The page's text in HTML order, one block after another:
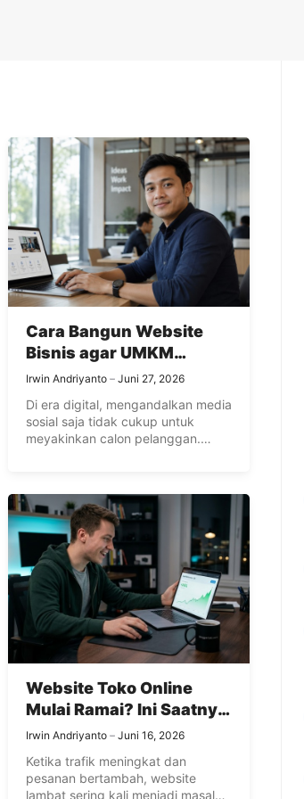
Cara Bangun Website
Bisnis agar UMKM
Terlihat Profesional
Irwin Andriyanto Juni 27, 2026
Di era digital, mengandalkan media
sosial saja tidak cukup untuk
meyakinkan calon pelanggan.
profesional, dan mudah ditemukan
di mesin pencari.
Website Toko Online
Mulai Ramai? Ini Saatnya
Pertimbangkan VPS
Murah
Irwin Andriyanto Juni 16, 2026
Ketika trafik meningkat dan
pesanan bertambah, website
lambat sering kali menjadi masalah